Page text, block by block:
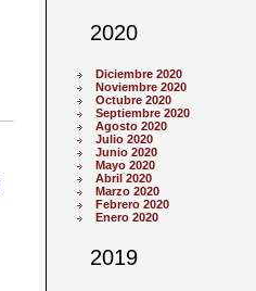
2020
Diciembre 2020
Noviembre 2020
Octubre 2020
Septiembre 2020
Agosto 2020
Julio 2020
Junio 2020
Mayo 2020
Abril 2020
Marzo 2020
Febrero 2020
Enero 2020
2019